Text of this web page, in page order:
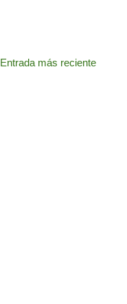
Entrada más reciente